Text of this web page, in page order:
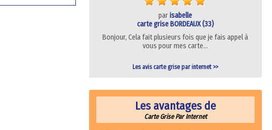
parisabelle
carte grise BORDEAUX (33)
Bonjour, Cela fait plusieurs fois que je fais appel à
vous pour mes carte…
Les avis carte grise par internet >>
Les avantages de
Carte Grise Par Internet